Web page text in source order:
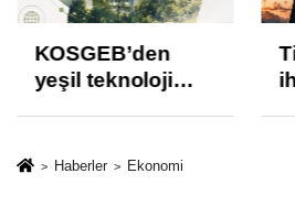
KOSGEB’den
yeşil teknoloji
kadar destek
Haberler Ekonomi